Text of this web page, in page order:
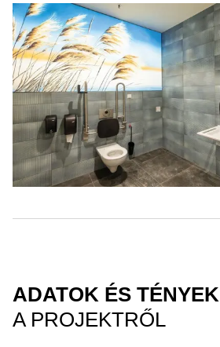
ADATOK ÉS TÉNYEK
A PROJEKTRŐL